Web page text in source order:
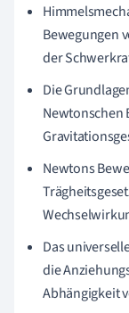
Bewegungen
der
Die
Newtonschen
Newtons
Das
die
Abhängigkeit